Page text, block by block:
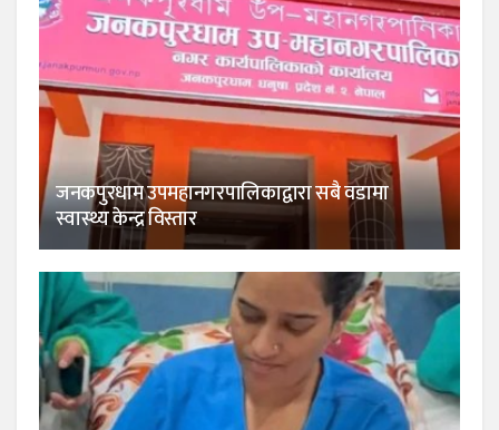
जनकपुरधाम उपमहानगरपालिकाद्वारा सबै वडामा
स्वास्थ्य केन्द्र विस्तार